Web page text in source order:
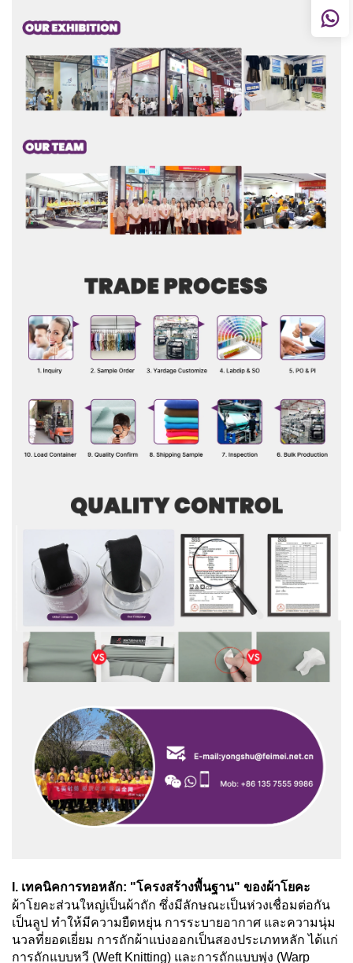
I. เทคนิคการทอหลัก: "โครงสร้างพื้นฐาน" ของผ้าโยคะ
ผ้าโยคะส่วนใหญ่เป็นผ้าถัก ซึ่งมีลักษณะเป็นห่วงเชื่อมต่อกัน
เป็นลูป ทำให้มีความยืดหยุ่น การระบายอากาศ และความนุ่ม
นวลที่ยอดเยี่ยม การถักผ้าแบ่งออกเป็นสองประเภทหลัก ได้แก่
การถักแบบหวี (Weft Knitting) และการถักแบบพุ่ง (Warp